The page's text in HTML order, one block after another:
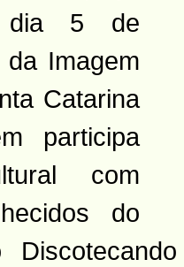
dia 5 de
Imagem
Catarina
participa
com
do